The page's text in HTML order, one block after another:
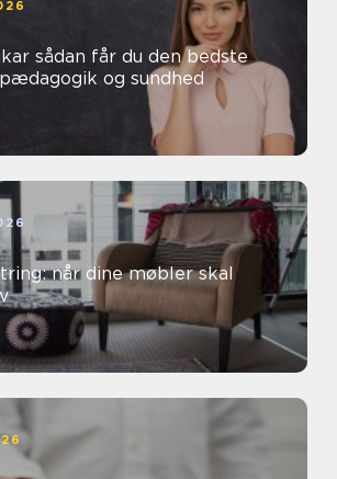
bedste
og sundhed
når dine møbler skal